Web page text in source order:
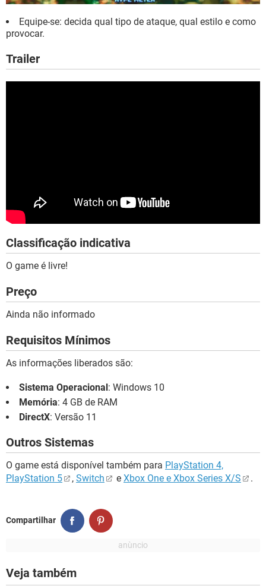
Equipe-se: decida qual tipo de ataque, qual estilo e como
provocar.
Trailer
Classificação indicativa
O game é livre!
Preço
Ainda não informado
Requisitos Mínimos
As informações liberados são:
Sistema Operacional: Windows 10
Memória: 4 GB de RAM
DirectX: Versão 11
Outros Sistemas
O game está disponível também para PlayStation 4,
PlayStation 5
, Switch e Xbox One e Xbox Series X/S .
Compartilhar
Veja também